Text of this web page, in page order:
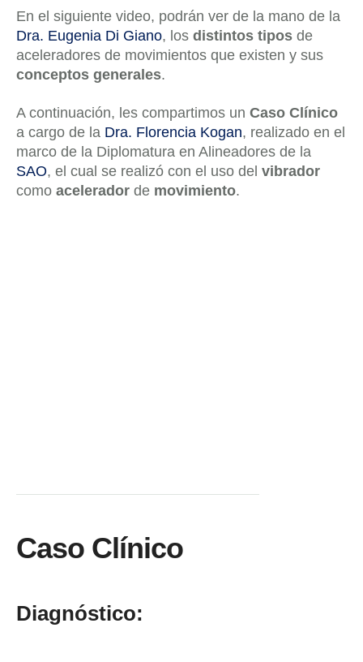
En el siguiente video, podrán ver de la mano de la
Dra. Eugenia Di Giano, los distintos tipos de
aceleradores de movimientos que existen y sus
conceptos generales.
A continuación, les compartimos un Caso Clínico
a cargo de la Dra. Florencia Kogan, realizado en el
marco de la Diplomatura en Alineadores de la
SAO, el cual se realizó con el uso del vibrador
como acelerador de movimiento.
Caso Clínico
Diagnóstico: